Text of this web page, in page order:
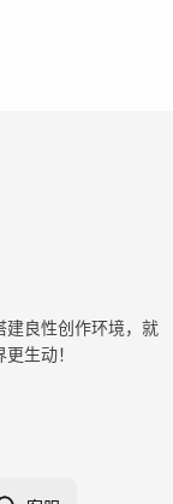
良性创作环境，就
生动！